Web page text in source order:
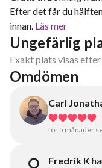
Efter det får du
innan. Läs mer
Ungefärlig
Exakt plats visas
Omdömen
Carl
för 5 månader
Fredrik K